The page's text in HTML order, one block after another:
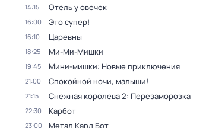
14:15 Отель у овечек
16:00 Это супер!
16:10 Царевны
18:25 Ми-Ми-Мишки
19:45 Мини-мишки: Новые приключения
21:00 Спокойной ночи, малыши!
21:15 Снежная королева 2: Перезаморозка
22:30 Карбот
23:00 Метал Кард Бот